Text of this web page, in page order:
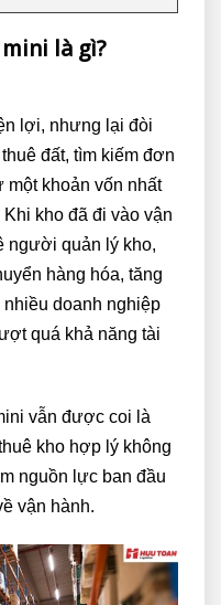
là gì?
lợi, nhưng lại đòi
đất, tìm kiếm đơn
một khoản vốn nhất
kho đã đi vào vận
người quản lý kho,
hàng hóa, tăng
doanh nghiệp
quá khả năng tài
vẫn được coi là
kho hợp lý không
nguồn lực ban đầu
vận hành.